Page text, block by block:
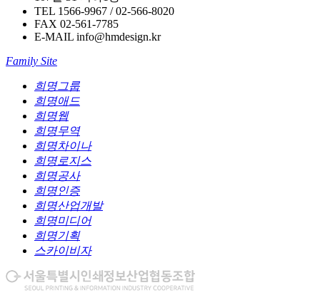
TEL 1566-9967 / 02-566-8020
FAX 02-561-7785
E-MAIL info@hmdesign.kr
Family Site
희명그룹
희명애드
희명웹
희명무역
희명차이나
희명로지스
희명공사
희명인증
희명산업개발
희명미디어
희명기획
스카이비자